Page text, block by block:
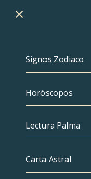
Signos Zodiaco
Signos
Capricornio
Piscis
Horóscopos
Lectura Palma
Carta Astral